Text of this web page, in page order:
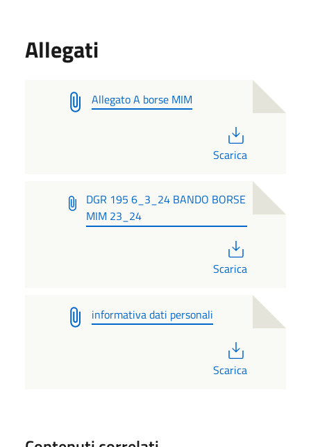
Allegati
Allegato A borse MIM
Scarica
DGR 195 6_3_24 BANDO BORSE
MIM 23_24
Scarica
informativa dati personali
Scarica